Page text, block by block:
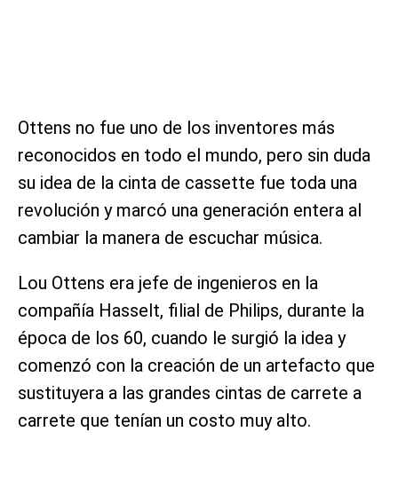
Ottens no fue uno de los inventores más
reconocidos en todo el mundo, pero sin duda
su idea de la cinta de cassette fue toda una
revolución y marcó una generación entera al
cambiar la manera de escuchar música.
Lou Ottens era jefe de ingenieros en la
compañía Hasselt, filial de Philips, durante la
época de los 60, cuando le surgió la idea y
comenzó con la creación de un artefacto que
sustituyera a las grandes cintas de carrete a
carrete que tenían un costo muy alto.